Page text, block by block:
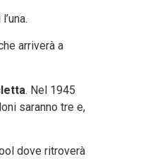
arriverà a
. Nel 1945
saranno tre e,
dove ritroverà